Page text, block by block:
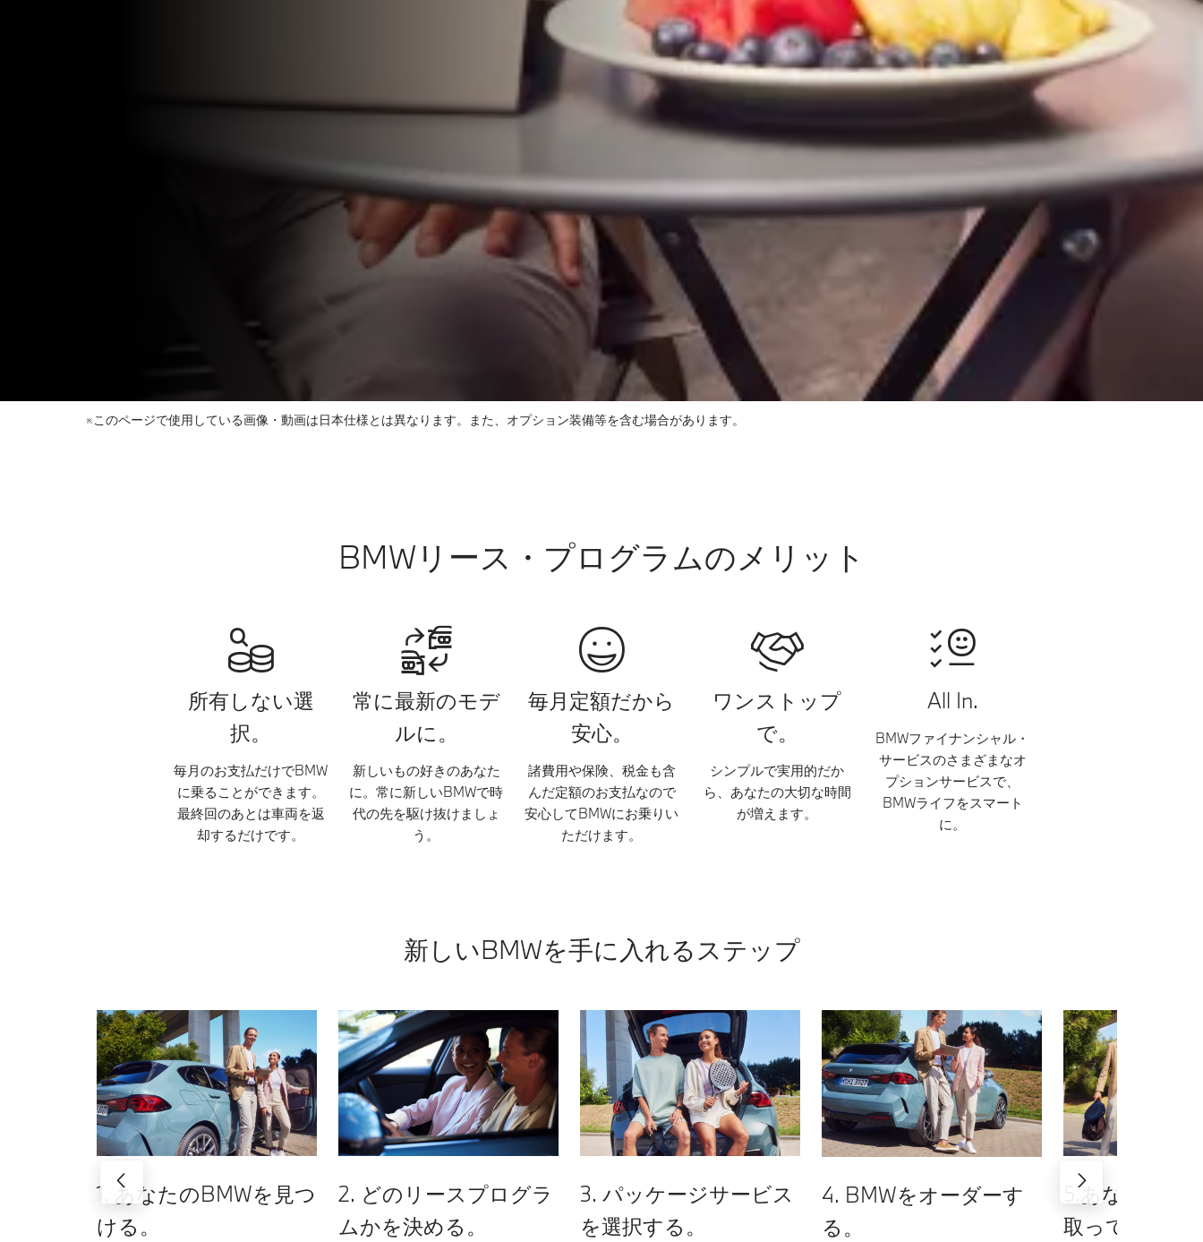
※このページで使用している画像・動画は日本仕様とは異なります。また、オプション装備等を含む場合があります。
BMWリース・プログラムのメリット
所有しない選
択。
毎月のお支払だけでBMW
に乗ることができます。
最終回のあとは車両を返
却するだけです。
常に最新のモデ
ルに。
新しいもの好きのあなた
に。常に新しいBMWで時
代の先を駆け抜けましょ
う。
毎月定額だから
安心。
諸費用や保険、税金も含
んだ定額のお支払なので
安心してBMWにお乗りい
ただけます。
ワンストップ
で。
シンプルで実用的だか
ら、あなたの大切な時間
が増えます。
All In.
BMWファイナンシャル・
サービスのさまざまなオ
プションサービスで、
BMWライフをスマート
に。
新しいBMWを手に入れるステップ
1. あなたのBMWを見つ
ける。
2. どのリースプログラ
ムかを決める。
3. パッケージサービス
を選択する。
4. BMWをオーダーす
る。
5.あなたの
取ってくださ